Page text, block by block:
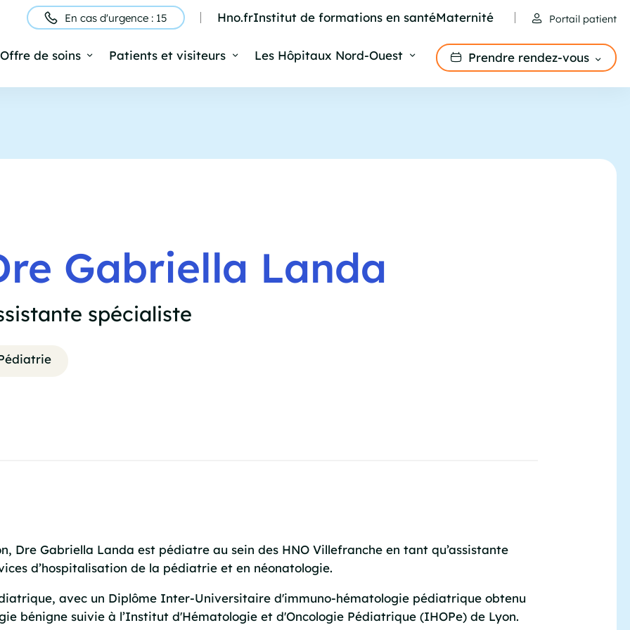
Entête
En cas d'urgence : 15 Hno.frInstitut de formations en santéMaternité Portail patient
Offre de soins Patients et visiteurs Les Hôpitaux Nord-Ouest Prendre rendez-vous
Gabriella Landa
spécialiste
Dre Gabriella Landa est pédiatre au sein des HNO Villefranche en tant qu’assistante
d’hospitalisation de la pédiatrie et en néonatologie.
avec un Diplôme Inter-Universitaire d'immuno-hématologie pédiatrique obtenu
bénigne suivie à l’Institut d'Hématologie et d'Oncologie Pédiatrique (IHOPe) de Lyon.